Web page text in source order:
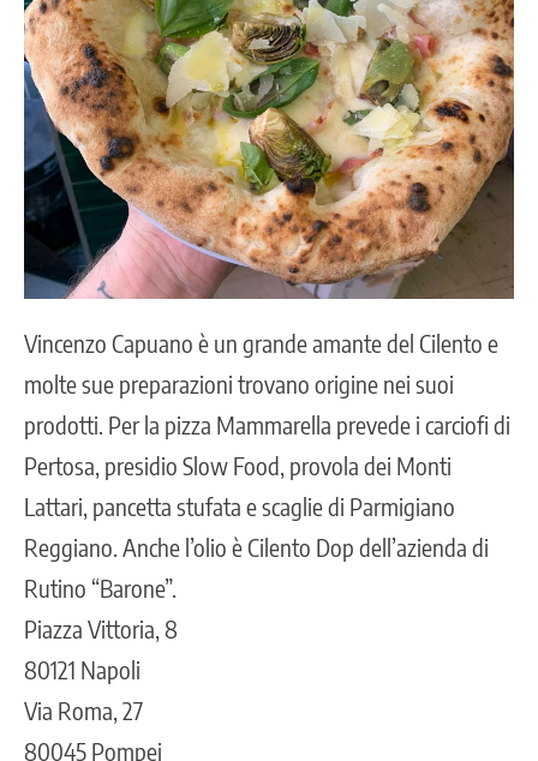
Vincenzo Capuano è un grande amante del Cilento e
molte sue preparazioni trovano origine nei suoi
prodotti. Per la pizza Mammarella prevede i carciofi di
Pertosa, presidio Slow Food, provola dei Monti
Lattari, pancetta stufata e scaglie di Parmigiano
Reggiano. Anche l’olio è Cilento Dop dell’azienda di
Rutino “Barone”.
Piazza Vittoria, 8
80121 Napoli
Via Roma, 27
80045 Pompei